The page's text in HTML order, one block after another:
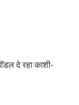
दे रहा काशी-